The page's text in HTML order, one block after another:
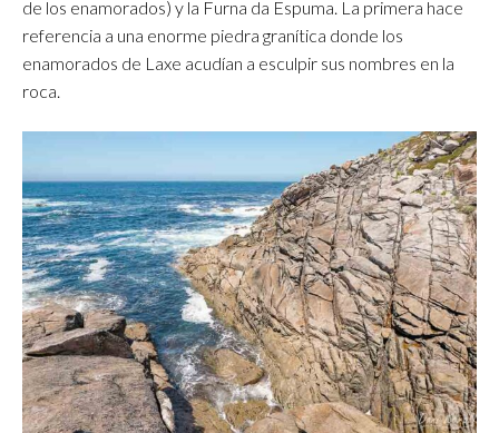
de los enamorados) y la Furna da Espuma. La primera hace
referencia a una enorme piedra granítica donde los
enamorados de Laxe acudían a esculpir sus nombres en la
roca.